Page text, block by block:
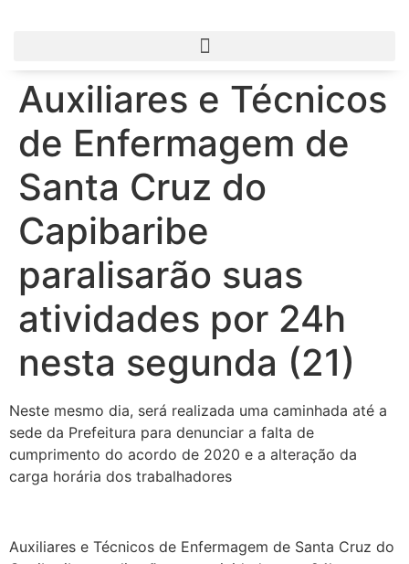
Auxiliares e Técnicos
de Enfermagem de
Santa Cruz do
Capibaribe
paralisarão suas
atividades por 24h
nesta segunda (21)
Neste mesmo dia, será realizada uma caminhada até a
sede da Prefeitura para denunciar a falta de
cumprimento do acordo de 2020 e a alteração da
carga horária dos trabalhadores
Auxiliares e Técnicos de Enfermagem de Santa Cruz do